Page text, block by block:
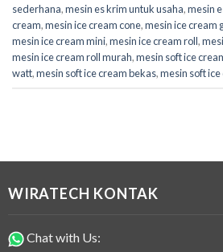
sederhana,mesin es krim untuk usaha,mesin
cream,mesin ice cream cone,mesin ice cream
mesin ice cream mini,mesin ice cream roll,
mesin ice cream roll murah,mesin soft ice
watt,mesin soft ice cream bekas,mesin soft
WIRATECH KONTAK
Chat with Us: